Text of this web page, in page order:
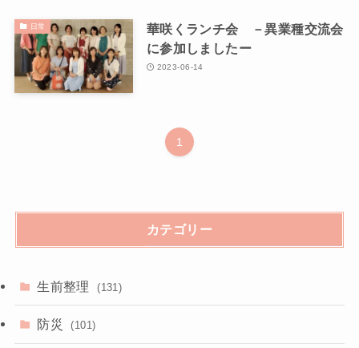
日常
華咲くランチ会 －異業種交流会
に参加しましたー
2023-06-14
1
カテゴリー
生前整理 (131)
防災 (101)